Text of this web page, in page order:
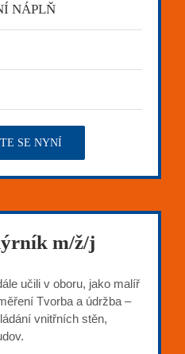
NÁPLŇ
SE NYNÍ
m/ž/j
učili v oboru, jako malíř
Tvorba a údržba –
vnitřních stěn,